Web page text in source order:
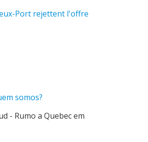
Port rejettent l'offre
somos?
- Rumo a Quebecem